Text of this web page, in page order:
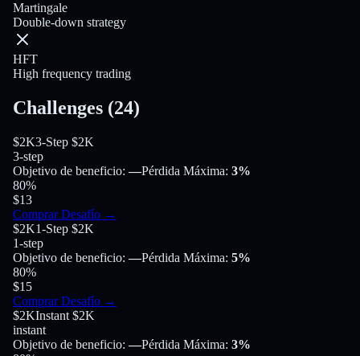
Martingale
Double-down strategy
HFT
High frequency trading
Challenges (24)
$2K3-Step $2K
3-step
Objetivo de beneficio:—Pérdida Máxima: 3%
80%
$13
Comprar Desafío →
$2K1-Step $2K
1-step
Objetivo de beneficio:—Pérdida Máxima: 5%
80%
$15
Comprar Desafío →
$2KInstant $2K
instant
Objetivo de beneficio:—Pérdida Máxima: 3%